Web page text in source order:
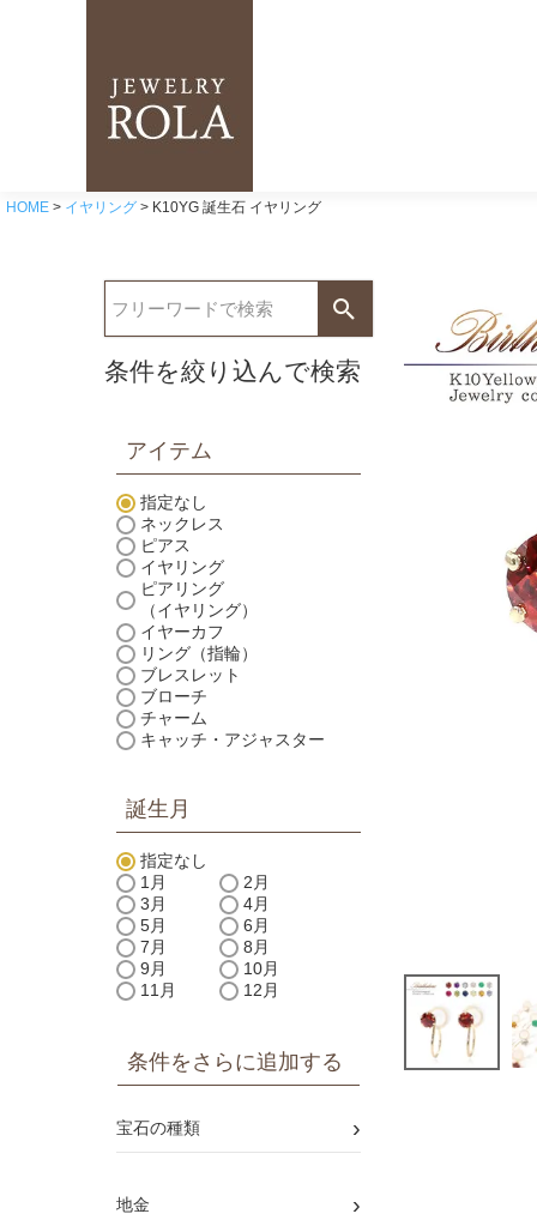
HOME イヤリング K10YG 誕生石 イヤリング
条件を絞り込んで検索
アイテム
指定なし
ネックレス
ピアス
イヤリング
ピアリング
（イヤリング）
イヤーカフ
リング（指輪）
ブレスレット
ブローチ
チャーム
キャッチ・アジャスター
誕生月
指定なし
1月
2月
3月
4月
5月
6月
7月
8月
9月
10月
11月
12月
条件をさらに追加する
宝石の種類 ›
地金 ›